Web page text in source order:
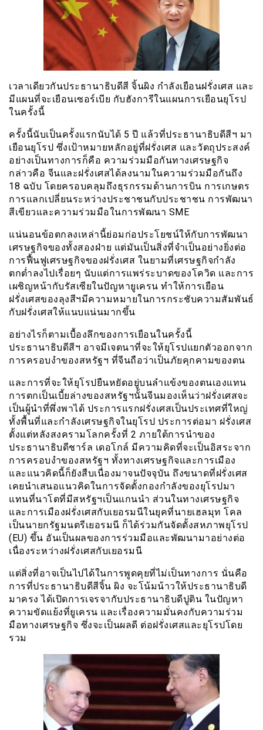
เวลาเดียวกันประธานาธิบดีสี จิ้นผิง กำลังเยือนฝรั่งเศส และ
มีแผนที่จะเยือนเซอร์เบีย กับฮังการีในแผนการเยือนยุโรป
ในครั้งนี้
ครั้งนี้นับเป็นครั้งแรกนับได้ 5 ปี แล้วที่ประธานาธิบดีสีฯ มา
เยือนยุโรป ซึ่งเป้าหมายหลักอยู่ที่ฝรั่งเศส และวัตถุประสงค์
อย่างเป็นทางการก็คือ ความร่วมมือกันทางเศรษฐกิจ
กล่าวคือ จีนและฝรั่งเศสได้ลงนามในความร่วมมือกันถึง
18 ฉบับ โดยครอบคลุมถึงธุรกรรมด้านการบิน การเกษตร
การแลกเปลี่ยนระหว่างประชาชนกับประชาชน การพัฒนา
สีเขียวและความร่วมมือในการพัฒนา SME
แน่นอนข้อตกลงเหล่านี้ย่อมก่อประโยชน์ให้กับการพัฒนา
เศรษฐกิจของทั้งสองฝ่าย แต่มันเป็นสิ่งที่จำเป็นอย่างยิ่งต่อ
การฟื้นฟูเศรษฐกิจของฝรั่งเศส ในยามที่เศรษฐกิจกำลัง
ตกต่ำลงไปเรื่อยๆ นับแต่การแพร่ระบาดของโควิด และการ
เผชิญหน้ากับรัสเซียในปัญหายูเครน ทำให้การเยือน
ฝรั่งเศสของลุงสีฯมีความหมายในการกระชับความสัมพันธ์
กับฝรั่งเศสให้แนบแน่นมากขึ้น
อย่างไรก็ตามเบื้องลึกของการเยือนในครั้งนี้
ประธานาธิบดีสีฯ อาจมีเจตนาที่จะให้ยุโรปแยกตัวออกจาก
การครอบงำของสหรัฐฯ ที่จีนถือว่าเป็นภัยคุกคามของตน
และการที่จะให้ยุโรปยืนหยัดอยู่บนลำแข้งของตนเองแทน
การตกเป็นเบี้ยล่างของสหรัฐฯนั้นจีนมองเห็นว่าฝรั่งเศสจะ
เป็นผู้นำที่พึ่งพาได้ ประการแรกฝรั่งเศสเป็นประเทศที่ใหญ่
ทั้งพื้นที่และกำลังเศรษฐกิจในยุโรป ประการต่อมา ฝรั่งเศส
ตั้งแต่หลังสงครามโลกครั้งที่ 2 ภายใต้การนำของ
ประธานาธิบดีชาร์ล เดอโกล์ มีความคิดที่จะเป็นอิสระจาก
การครอบงำของสหรัฐฯ ทั้งทางเศรษฐกิจและการเมือง
และแนวคิดนี้ก็ยังสืบเนื่องมาจนปัจจุบัน ถึงขนาดที่ฝรั่งเศส
เคยนำเสนอแนวคิดในการจัดตั้งกองกำลังของยุโรปมา
แทนที่นาโตที่มีสหรัฐฯเป็นแกนนำ ส่วนในทางเศรษฐกิจ
และการเมืองฝรั่งเศสกับเยอรมนีในยุคที่นายเฮลมุท โคล
เป็นนายกรัฐมนตรีเยอรมนี ก็ได้ร่วมกันจัดตั้งสหภาพยุโรป
(EU) ขึ้น อันเป็นผลของการร่วมมือและพัฒนามาอย่างต่อ
เนื่องระหว่างฝรั่งเศสกับเยอรมนี
แต่สิ่งที่อาจเป็นไปได้ในการพูดคุยที่ไม่เป็นทางการ นั่นคือ
การที่ประธานาธิบดีสีจิ้น ผิง จะโน้มน้าวให้ประธานาธิบดี
มาครง ได้เปิดการเจรจากับประธานาธิบดีปูติน ในปัญหา
ความขัดแย้งที่ยูเครน และเรื่องความมั่นคงกับความร่วม
มือทางเศรษฐกิจ ซึ่งจะเป็นผลดี ต่อฝรั่งเศสและยุโรปโดย
รวม